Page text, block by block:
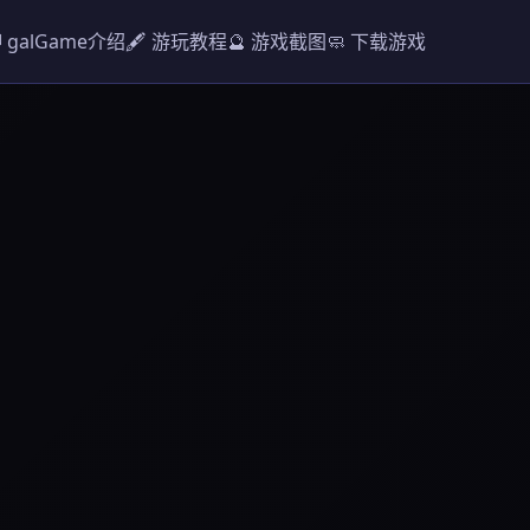
galGame介绍🖋️ 游玩教程🔮 游戏截图🧼 下载游戏